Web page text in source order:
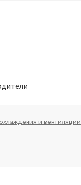
обработкии вентиляции